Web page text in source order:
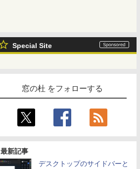
Special Site
窓の杜 をフォローする
最新記事
デスクトップのサイドバーと